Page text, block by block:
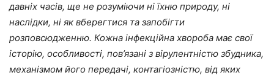
давніх часів, ще не розуміючи ні їхню природу, ні
наслідки, ні як вберегтися та запобігти
розповсюдженню. Кожна інфекційна хвороба має свої
історію, особливості, пов’язані з вірулентністю збудника,
механізмом його передачі, контагіозністю, від яких